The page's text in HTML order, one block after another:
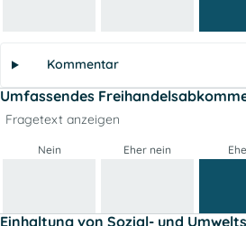
Kommentar
Umfassendes
Fragetext anzeigen
Nein Eher nein
Einhaltung von Sozial- und